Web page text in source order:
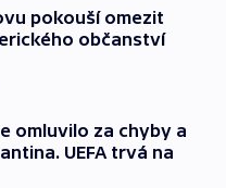
pokouší omezit
občanství
omluvilo za chyby a
UEFA trvá na